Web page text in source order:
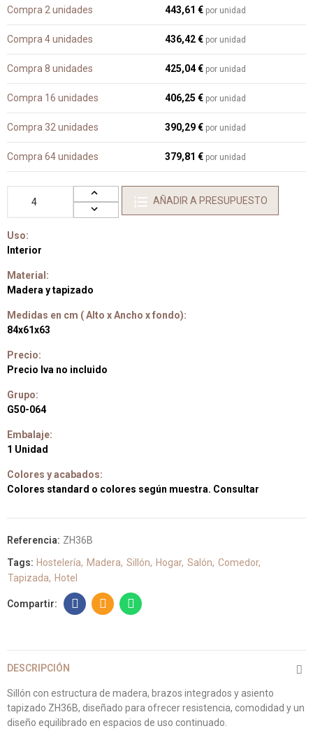
Compra 2 unidades 443,61 € por unidad
Compra 4 unidades 436,42 € por unidad
Compra 8 unidades 425,04 € por unidad
Compra 16 unidades 406,25 € por unidad
Compra 32 unidades 390,29 € por unidad
Compra 64 unidades 379,81 € por unidad
AÑADIR A PRESUPUESTO
Uso:
Interior
Material:
Madera y tapizado
Medidas en cm ( Alto x Ancho x fondo):
84x61x63
Precio:
Precio Iva no incluido
Grupo:
G50-064
Embalaje:
1 Unidad
Colores y acabados:
Colores standard o colores según muestra. Consultar
Referencia: ZH36B
Tags: Hostelería Madera Sillón Hogar Salón Comedor
Tapizada
Hotel
DESCRIPCIÓN
Sillón con estructura de madera, brazos integrados y asiento
tapizado ZH36B, diseñado para ofrecer resistencia, comodidad y un
diseño equilibrado en espacios de uso continuado.